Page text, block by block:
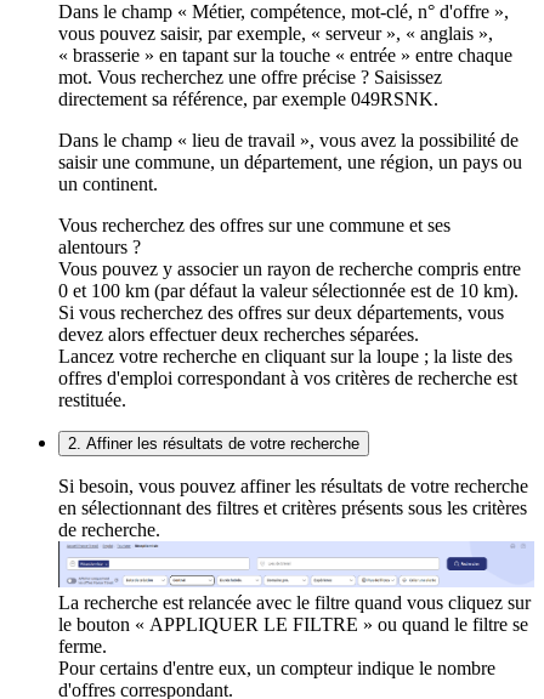
Dans le champ « Métier, compétence, mot-clé, n° d'offre »,
vous pouvez saisir, par exemple, « serveur », « anglais »,
« brasserie » en tapant sur la touche « entrée » entre chaque
mot. Vous recherchez une offre précise ? Saisissez
directement sa référence, par exemple 049RSNK.
Dans le champ « lieu de travail », vous avez la possibilité de
saisir une commune, un département, une région, un pays ou
un continent.
Vous recherchez des offres sur une commune et ses
alentours ?
Vous pouvez y associer un rayon de recherche compris entre
0 et 100 km (par défaut la valeur sélectionnée est de 10 km).
Si vous recherchez des offres sur deux départements, vous
devez alors effectuer deux recherches séparées.
Lancez votre recherche en cliquant sur la loupe ; la liste des
offres d'emploi correspondant à vos critères de recherche est
restituée.
2. Affiner les résultats de votre recherche
Si besoin, vous pouvez affiner les résultats de votre recherche
en sélectionnant des filtres et critères présents sous les critères
de recherche.
La recherche est relancée avec le filtre quand vous cliquez sur
le bouton « APPLIQUER LE FILTRE » ou quand le filtre se
ferme.
Pour certains d'entre eux, un compteur indique le nombre
d'offres correspondant.